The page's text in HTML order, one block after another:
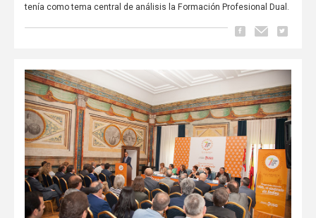
tenía como tema central de análisis la Formación Profesional Dual.